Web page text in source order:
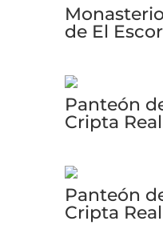
de El
Panteón
Cripta
Panteón
Cripta Real